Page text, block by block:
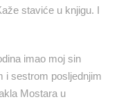
staviće u knjigu. I
imao moj sin
i sestrom posljednjim
Mostara u